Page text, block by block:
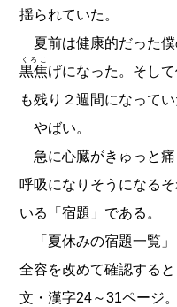
揺られていた。
夏前は健康的だった僕
黒焦
くろこ
げになった。そし
も残り２週間になってい
やばい。
急に心臓がきゅっと痛
呼吸になりそうになる
いる「宿題」である。
「夏休みの宿題一覧
全容を改めて確認する
文・漢字24～31ページ